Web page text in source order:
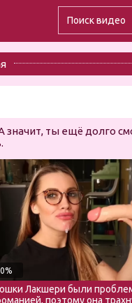
ты ещё долго
Лакшери были
поэтому она